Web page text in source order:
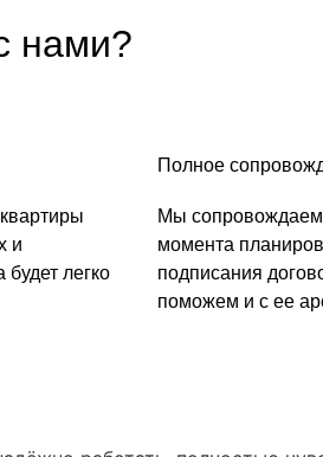
нами?​
и
легко
Полное
Мы сопровождаем
момента
подписания
поможем и с ее